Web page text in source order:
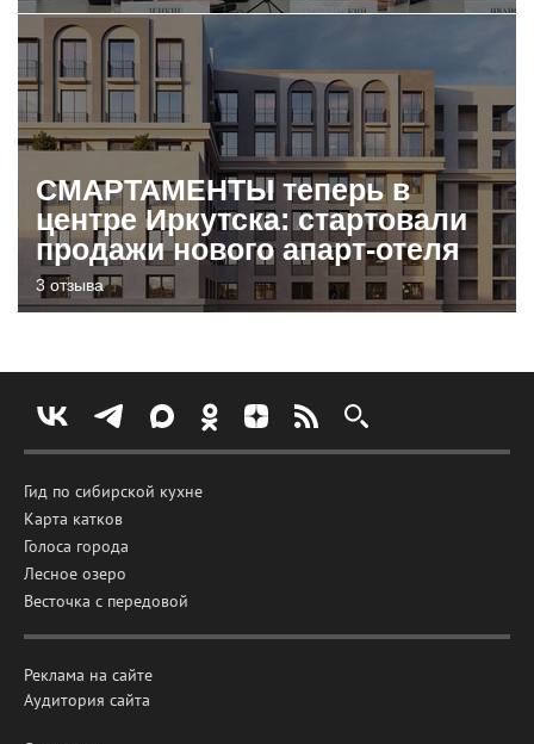
СМАРТАМЕНТЫ теперь в
центре Иркутска: стартовали
продажи нового апарт-отеля
3 отзыва
Гид по сибирской кухне
Карта катков
Голоса города
Лесное озеро
Весточка с передовой
Реклама на сайте
Аудитория сайта